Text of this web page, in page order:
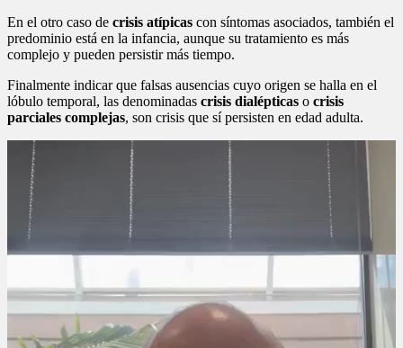
En el otro caso de crisis atípicas con síntomas asociados, también el
predominio está en la infancia, aunque su tratamiento es más
complejo y pueden persistir más tiempo.
Finalmente indicar que falsas ausencias cuyo origen se halla en el
lóbulo temporal, las denominadas crisis dialépticas o crisis
parciales complejas, son crisis que sí persisten en edad adulta.